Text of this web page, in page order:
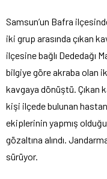
Samsun’un Bafra
iki grup arasında çıkan
ilçesine bağlı Dededağı
bilgiye göre akraba olan
kavgaya dönüştü. Çıkan
kişi ilçede bulunan
ekiplerinin yapmış
gözaltına alındı.
sürüyor.